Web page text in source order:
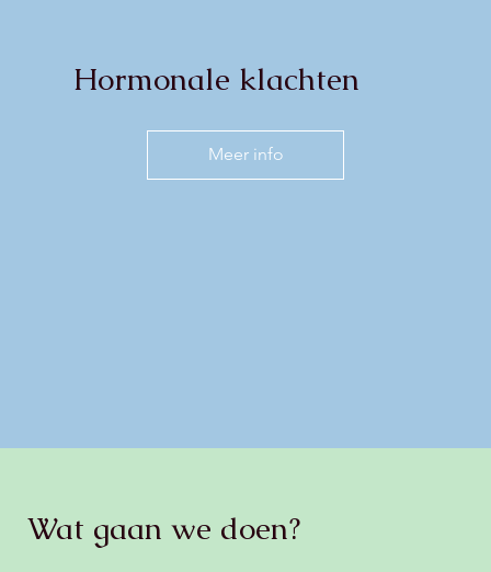
Hormonale klachten
Meer info
Wat gaan we doen?